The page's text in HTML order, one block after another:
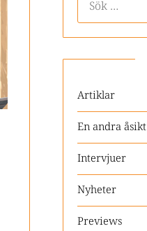
Artiklar
En andra åsikt
Intervjuer
Nyheter
Previews